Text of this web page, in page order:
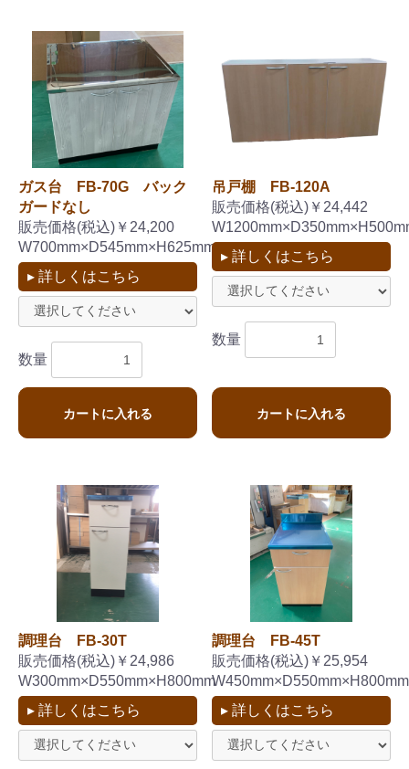
ガス台 FB-70G バック
ガードなし
販売価格(税込)￥24,200
W700mm×D545mm×H625mm
▸ 詳しくはこちら
数量
カートに入れる
吊戸棚 FB-120A
販売価格(税込)￥24,442
▸ 詳しくはこちら
数量
カートに入れる
調理台 FB-30T
販売価格(税込)￥24,986
W300mm×D550mm×H800mm
▸ 詳しくはこちら
調理台 FB-45T
販売価格(税込)￥25,954
W450mm×D550mm×H800mm
▸ 詳しくはこちら
お買い物を続ける カートへ進む